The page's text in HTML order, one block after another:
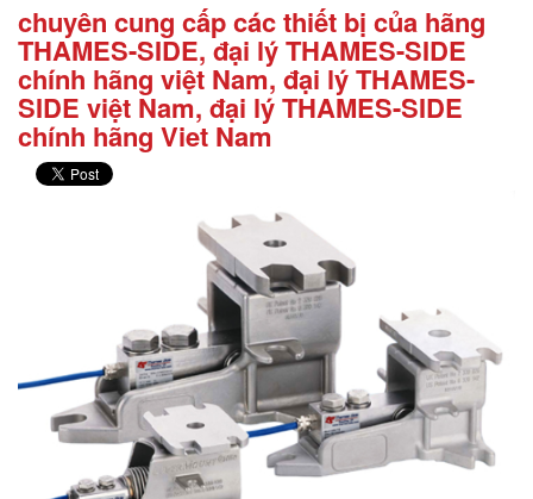
chuyên cung cấp các thiết bị của hãng
THAMES-SIDE, đại lý THAMES-SIDE
chính hãng việt Nam, đại lý THAMES-
SIDE việt Nam, đại lý THAMES-SIDE
chính hãng Viet Nam